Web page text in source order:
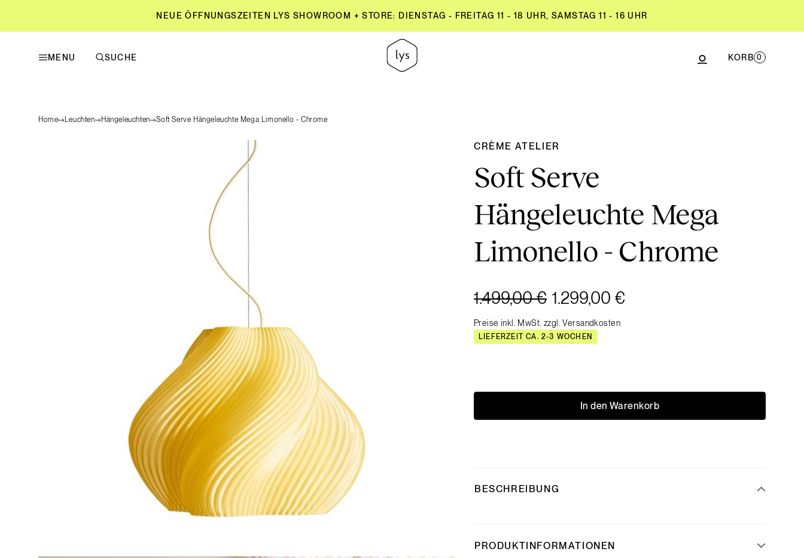
NEUE ÖFFNUNGSZEITEN LYS SHOWROOM + STORE: DIENSTAG - FREITAG 11 - 18 UHR, SAMSTAG 11 - 16 UHR
MENU SUCHE KORB 0
Home Leuchten Hängeleuchten Soft Serve Hängeleuchte Mega Limonello - Chrome
CRÈME ATELIER
Soft Serve
Hängeleuchte Mega
Limonello - Chrome
1.499,00 € 1.299,00 €
Preise inkl. MwSt. zzgl. Versandkosten
LIEFERZEIT CA. 2-3 WOCHEN
In den Warenkorb
BESCHREIBUNG
PRODUKTINFORMATIONEN